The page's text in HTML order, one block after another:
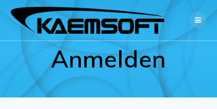
Inhalt
springen
Anmelden